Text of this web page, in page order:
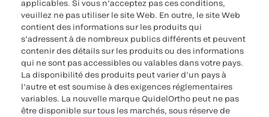
applicables. Si vous n’acceptez pas ces conditions,
veuillez ne pas utiliser le site Web. En outre, le site Web
contient des informations sur les produits qui
s’adressent à de nombreux publics différents et peuvent
contenir des détails sur les produits ou des informations
qui ne sont pas accessibles ou valables dans votre pays.
La disponibilité des produits peut varier d’un pays à
l’autre et est soumise à des exigences réglementaires
variables. La nouvelle marque QuidelOrtho peut ne pas
être disponible sur tous les marchés, sous réserve de